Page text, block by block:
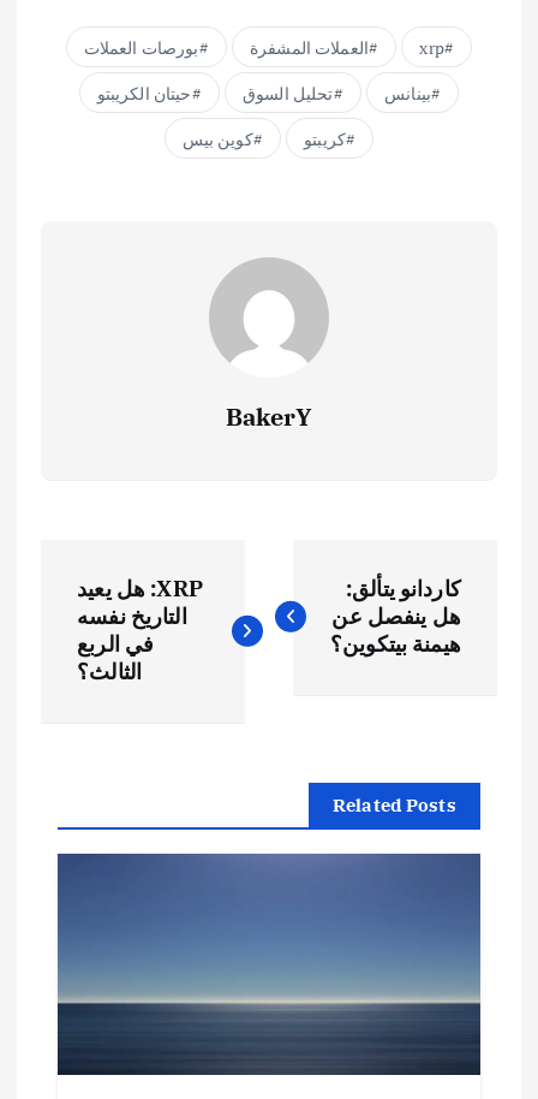
xrp العملات المشفرة
بورصات العملات
بينانس
تحليل السوق
حيتان الكريبتو
كريبتو
كوين بيس
BakerY
ص
ق
كاردانو يتألق:
هل ينفصل عن
هيمنة بيتكوين؟
XRP: هل يعيد
التاريخ نفسه
في الربع
الثالث؟
Related Posts